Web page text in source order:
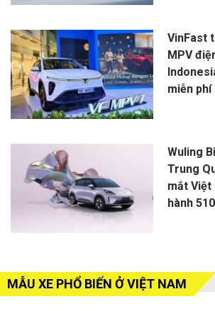
VinFast
MPV
miễn phí
Wuling
Trung
mắt Việt
hành
MẪU XE PHỔ BIẾN Ở VIỆT NAM